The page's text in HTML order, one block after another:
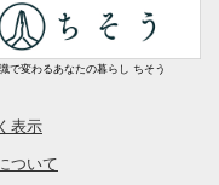
で変わるあなたの暮らし ちそう
表示
ついて